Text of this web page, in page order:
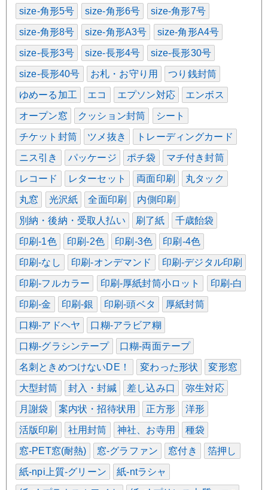
size-角形5号 size-角形6号 size-角形7号
size-角形8号 size-角形A3号 size-角形A4号
size-長形3号 size-長形4号 size-長形30号
size-長形40号 お札・お守り用 つり銭封筒
ゆめーる加工 エコ エプソン対応 エンボス
オープン窓 クッション封筒 シート
チケット封筒 ツメ抜き トレーディングカード
ニス引き パッケージ ポチ袋 マチ付き封筒
レコード レターセット 両面印刷 丸タック
丸窓 光沢紙 全面印刷 内側印刷
別納・後納・受取人払い 刷了紙 千歳飴袋
印刷-1色 印刷-2色 印刷-3色 印刷-4色
印刷-なし 印刷-オンデマンド 印刷-デジタル印刷
印刷-フルカラー 印刷-厚紙封筒小ロット 印刷-白
印刷-金 印刷-銀 印刷-頭ベタ 厚紙封筒
口糊-アドヘヤ 口糊-アラビア糊
口糊-グラシンテープ 口糊-両面テープ
名刺ときめつけないDE！ 変わった形状 変形窓
大型封筒 封入・封緘 差し込み口 弥生対応
月謝袋 案内状・招待状用 正方形 洋形
活版印刷 社用封筒 神社、お寺用 種袋
窓-PET窓(耐熱) 窓-グラファン 窓付き 箔押し
紙-npi上質-グリーン 紙-ntラシャ